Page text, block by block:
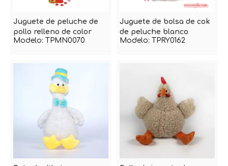
Juguete de peluche de
pollo relleno de color
lindo
Modelo: TPMN0070
Juguete de bolsa de cok
de peluche blanco
Modelo: TPRY0162